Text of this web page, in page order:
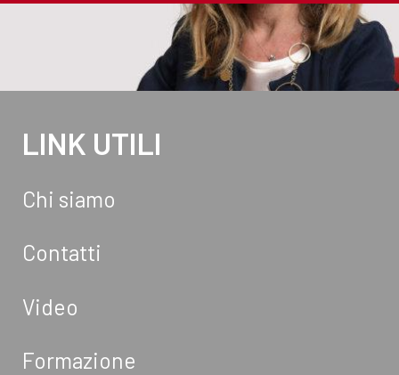
LINK UTILI
Chi siamo
Contatti
Video
Formazione